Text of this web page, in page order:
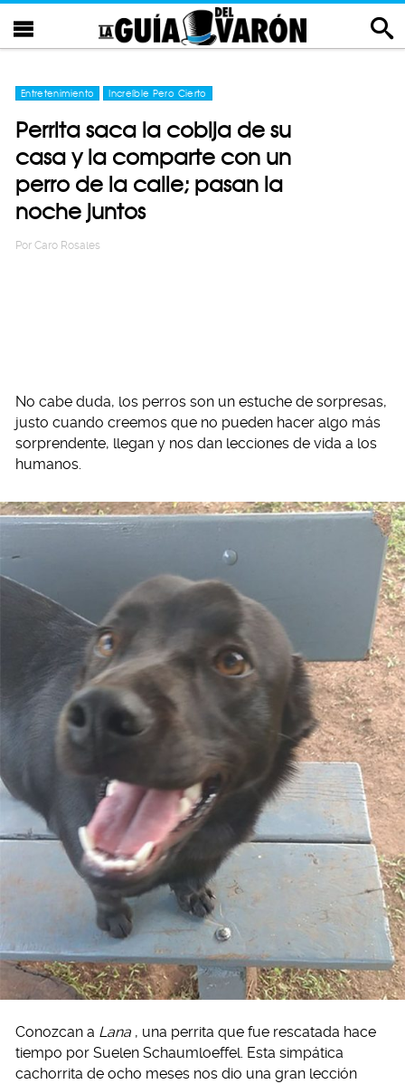
Entretenimiento Increíble Pero Cierto
Perrita saca la cobija de su
casa y la comparte con un
perro de la calle; pasan la
noche juntos
Por Caro Rosales
No cabe duda, los perros son un estuche de sorpresas,
justo cuando creemos que no pueden hacer algo más
sorprendente, llegan y nos dan lecciones de vida a los
humanos.
Conozcan a Lana , una perrita que fue rescatada hace
tiempo por Suelen Schaumloeffel. Esta simpática
cachorrita de ocho meses nos dio una gran lección